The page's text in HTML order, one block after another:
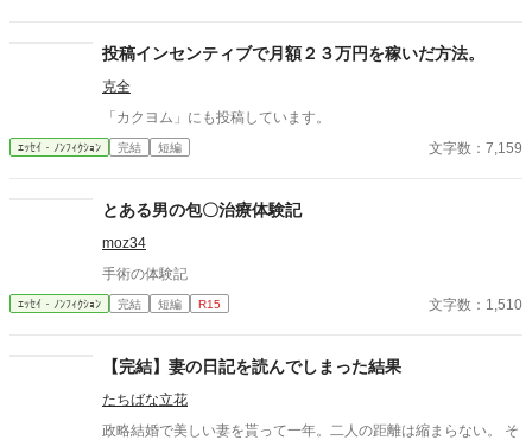
投稿インセンティブで月額２３万円を稼いだ方法。
克全
「カクヨム」にも投稿しています。
ｴｯｾｲ・ﾉﾝﾌｨｸｼｮﾝ 完結 短編 文字数：7,159
とある男の包〇治療体験記
moz34
手術の体験記
ｴｯｾｲ・ﾉﾝﾌｨｸｼｮﾝ 完結 短編 R15 文字数：1,510
【完結】妻の日記を読んでしまった結果
たちばな立花
政略結婚で美しい妻を貰って一年。二人の距離は縮まらない。 そ